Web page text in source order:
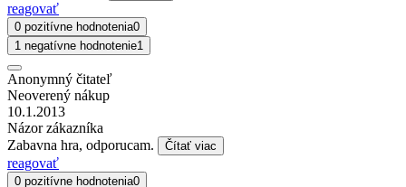
reagovať
0 pozitívne hodnotenia0
1 negatívne hodnotenie1
Anonymný čitateľ
Neoverený nákup
10.1.2013
Názor zákazníka
Zabavna hra, odporucam.
Čítať viac
reagovať
0 pozitívne hodnotenia0